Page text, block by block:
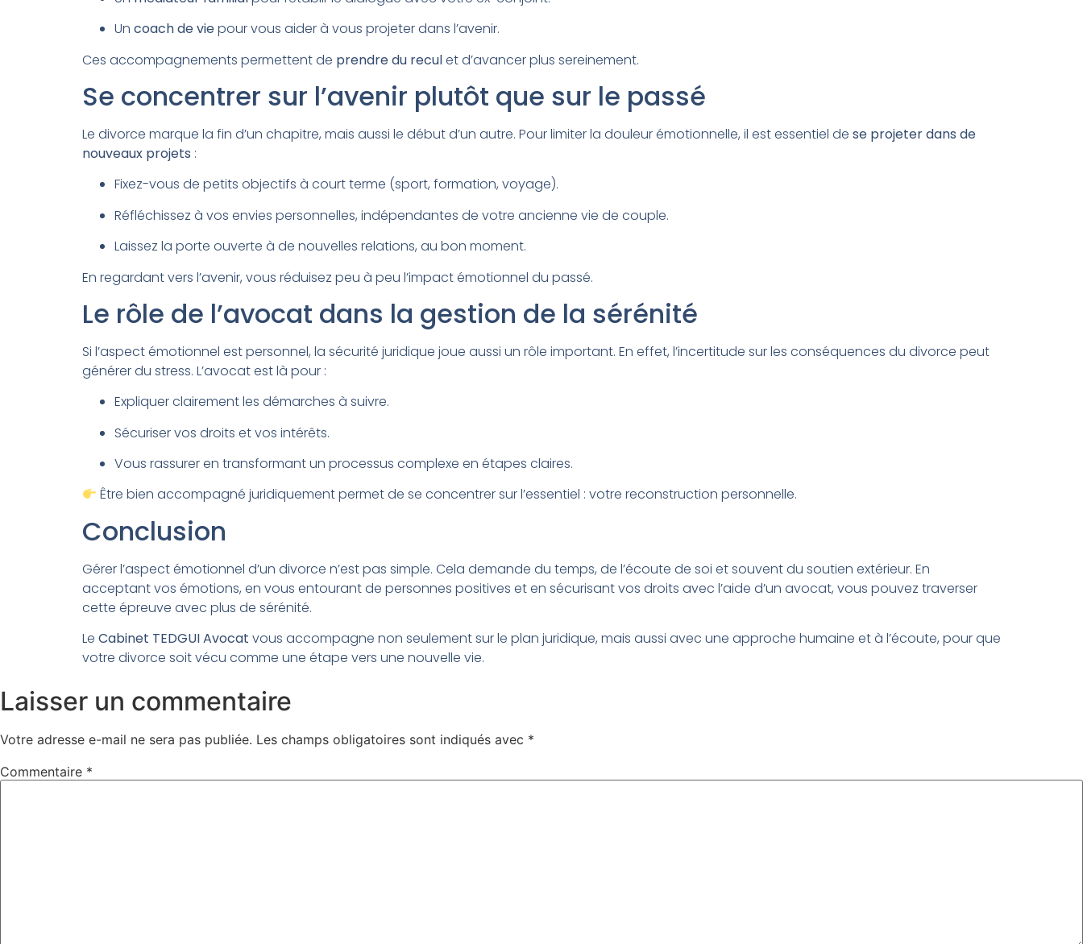
Un coach de viepour vous aider à vous projeter dans l’avenir.
Ces accompagnements permettent de prendre du reculet d’avancer plus sereinement.
Se concentrer sur l’avenir plutôt que sur le passé
Le divorce marque la fin d’un chapitre, mais aussi le début d’un autre. Pour limiter la douleur émotionnelle, il est essentiel de se projeter dans de
nouveaux projets :
Fixez-vous de petits objectifs à court terme (sport, formation, voyage).
Réfléchissez à vos envies personnelles, indépendantes de votre ancienne vie de couple.
Laissez la porte ouverte à de nouvelles relations, au bon moment.
En regardant vers l’avenir, vous réduisez peu à peu l’impact émotionnel du passé.
Le rôle de l’avocat dans la gestion de la sérénité
Si l’aspect émotionnel est personnel, la sécurité juridique joue aussi un rôle important. En effet, l’incertitude sur les conséquences du divorce peut
générer du stress. L’avocat est là pour :
Expliquer clairement les démarches à suivre.
Sécuriser vos droits et vos intérêts.
Vous rassurer en transformant un processus complexe en étapes claires.
Être bien accompagné juridiquement permet de se concentrer sur l’essentiel : votre reconstruction personnelle.
Conclusion
Gérer l’aspect émotionnel d’un divorce n’est pas simple. Cela demande du temps, de l’écoute de soi et souvent du soutien extérieur. En
acceptant vos émotions, en vous entourant de personnes positives et en sécurisant vos droits avec l’aide d’un avocat, vous pouvez traverser
cette épreuve avec plus de sérénité.
Le Cabinet TEDGUI Avocat vous accompagne non seulement sur le plan juridique, mais aussi avec une approche humaine et à l’écoute, pour que
votre divorce soit vécu comme une étape vers une nouvelle vie.
Laisser un commentaire
Votre adresse e-mail ne sera pas publiée. Les champs obligatoires sont indiqués avec *
Commentaire *